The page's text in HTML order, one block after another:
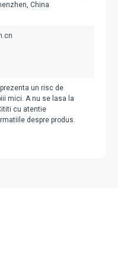
China
un risc de
mici. A nu se lasa la
cu atentie
despre produs.